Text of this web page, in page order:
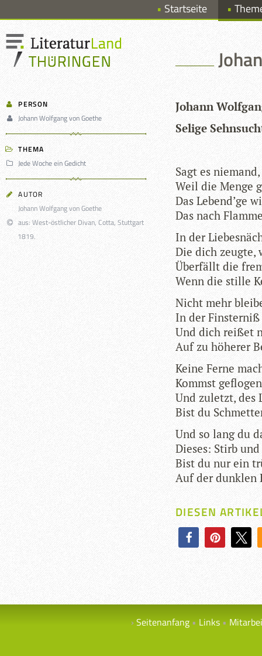
Startseite
PERSON
Johann Wolfgang von Goethe
THEMA
Jede Woche ein Gedicht
AUTOR
Johann Wolfgang von Goethe
aus: West-östlicher Divan, Cotta, Stuttgart
1819.
Johann
Selige
Sagt es
Weil die Menge
Das Leben­d’ge
Das nach
In der
Die dich zeugte,
Über­fällt die
Wenn die stille
Nicht mehr
In der Fins­ter­niß
Und dich rei­ßet
Auf zu höhe­rer
Keine Ferne
Kommst
Und zuletzt, des
Bist du
Und so lang du
Die­ses: Stirb
Bist du nur ein
Auf der dunk­len
DIESEN
Seitenanfang Links